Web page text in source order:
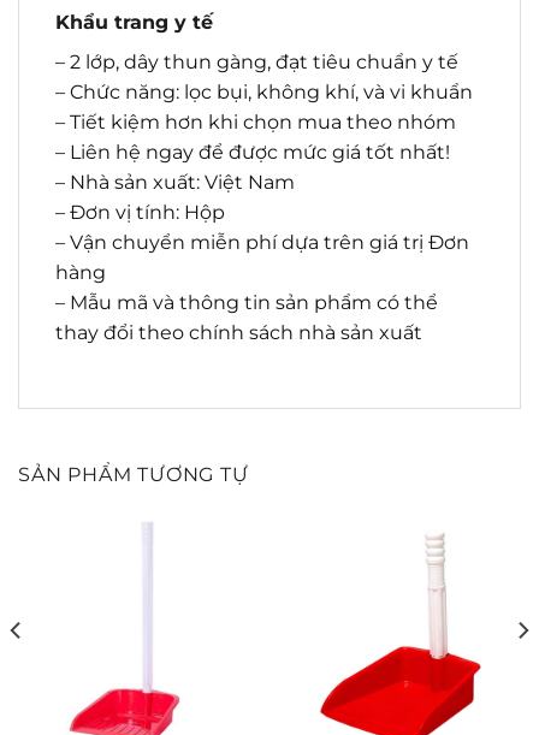
Khẩu trang y tế
– 2 lớp, dây thun gàng, đạt tiêu chuẩn y tế
– Chức năng: lọc bụi, không khí, và vi khuẩn
– Tiết kiệm hơn khi chọn mua theo nhóm
– Liên hệ ngay để được mức giá tốt nhất!
– Nhà sản xuất: Việt Nam
– Đơn vị tính: Hộp
– Vận chuyển miễn phí dựa trên giá trị Đơn
hàng
– Mẫu mã và thông tin sản phẩm có thể
thay đổi theo chính sách nhà sản xuất
SẢN PHẨM TƯƠNG TỰ